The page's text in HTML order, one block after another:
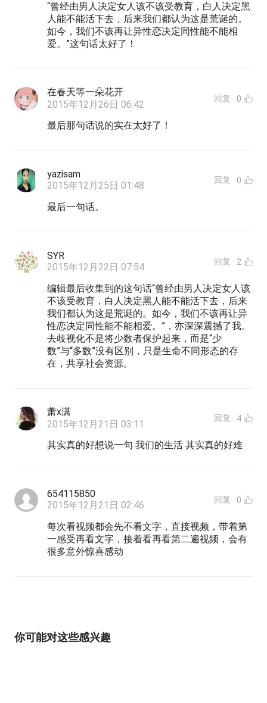
“曾经由男人决定女人该不该受教育，白人决定黑
人能不能活下去，后来我们都认为这是荒诞的。
如今，我们不该再让异性恋决定同性能不能相
爱。”这句话太好了！
在春天等一朵花开
2015年12月26日 06:42
回复 0
最后那句话说的实在太好了！
yazisam
2015年12月25日 01:48
回复 0
最后一句话。
SYR
2015年12月22日 07:54
回复 2
编辑最后收集到的这句话“曾经由男人决定女人该
不该受教育，白人决定黑人能不能活下去，后来
我们都认为这是荒诞的。如今，我们不该再让异
性恋决定同性能不能相爱。”，亦深深震撼了我。
去歧视化不是将少数者保护起来，而是“少
数”与“多数”没有区别，只是生命不同形态的存
在，共享社会资源。
萧x潇
2015年12月21日 03:11
回复 4
其实真的好想说一句 我们的生活 其实真的好难
654115850
2015年12月21日 02:46
回复 0
每次看视频都会先不看文字，直接视频，带着第
一感受再看文字，接着看再看第二遍视频，会有
很多意外惊喜感动
你可能对这些感兴趣